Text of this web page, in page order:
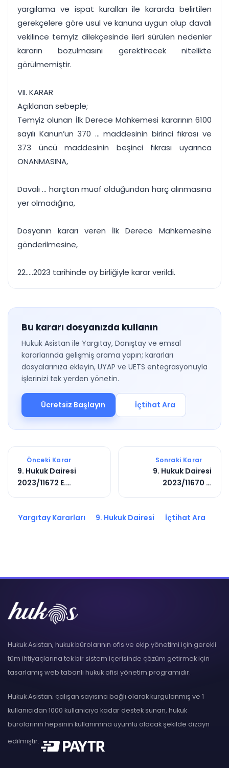
yargılama ve ispat kuralları ile kararda belirtilen
gerekçelere göre usul ve kanuna uygun olup davalı
vekilince temyiz dilekçesinde ileri sürülen nedenler
kararın bozulmasını gerektirecek nitelikte
görülmemiştir.
VII. KARAR
Açıklanan sebeple;
Temyiz olunan İlk Derece Mahkemesi kararının 6100
sayılı Kanun’un 370 ... maddesinin birinci fıkrası ve
373 üncü maddesinin beşinci fıkrası uyarınca
ONANMASINA,
Davalı ... harçtan muaf olduğundan harç alınmasına
yer olmadığına,
Dosyanın kararı veren İlk Derece Mahkemesine
gönderilmesine,
22.....2023 tarihinde oy birliğiyle karar verildi.
Bu kararı dosyanızda kullanın
Hukuk Asistan ile Yargıtay, Danıştay ve emsal
kararlarında gelişmiş arama yapın; kararları
dosyalarınıza ekleyin, UYAP ve UETS entegrasyonuyla
işlerinizi tek yerden yönetin.
Ücretsiz Başlayın İçtihat Ara
Önceki Karar
9. Hukuk Dairesi
2023/11672 E.
Sonraki Karar
9. Hukuk Dairesi
2023/11670 E.
Yargıtay Kararları 9. Hukuk Dairesi İçtihat Ara
Hukuk Asistan, hukuk bürolarının ofis ve ekip yönetimi için gerekli
tüm ihtiyaçlarına tek bir sistem içerisinde çözüm getirmek için
tasarlamış web tabanlı hukuk ofisi yönetim programıdır.
Hukuk Asistan; çalışan sayısına bağlı olarak kurgulanmış ve 1
kullanıcıdan 1000 kullanıcıya kadar destek sunan, hukuk
bürolarının hepsinin kullanımına uyumlu olacak şekilde dizayn
edilmiştir.